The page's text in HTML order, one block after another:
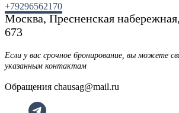
+79296562170
Москва, Пресненская
673
Если у вас срочное бронирование, вы можете
указанным контактам
Обращения chausag@mail.ru